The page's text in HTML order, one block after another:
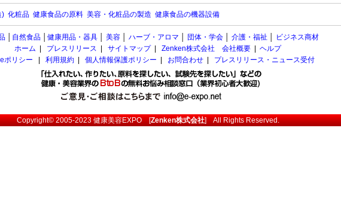
) 化粧品 健康食品の原料 美容・化粧品の製造 健康食品の機器設備
自然食品 健康用品・器具 美容 ハーブ・アロマ 団体・学会 介護・福祉
ビジネス商材
ホーム
プレスリリース サイトマップ| Zenken株式会社 会社概要
ヘルプ
ポリシー
利用規約 個人情報保護ポリシー お問合わせ プレスリリース・ニュース受付
Copyright© 2005-2023健康美容EXPO[Zenken株式会社] All Rights Reserved.